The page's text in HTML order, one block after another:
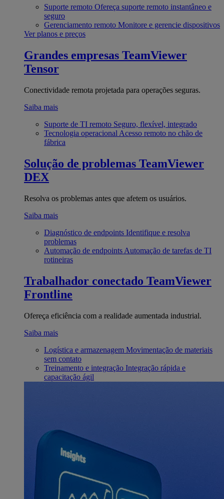
Suporte remoto Ofereça suporte remoto instantâneo e
seguro
Gerenciamento remoto Monitore e gerencie dispositivos
Ver planos e preços
Grandes empresas TeamViewer
Tensor
Conectividade remota projetada para operações seguras.
Saiba mais
Suporte de TI remoto Seguro, flexível, integrado
Tecnologia operacional Acesso remoto no chão de
fábrica
Solução de problemas TeamViewer
DEX
Resolva os problemas antes que afetem os usuários.
Saiba mais
Diagnóstico de endpoints Identifique e resolva
problemas
Automação de endpoints Automação de tarefas de TI
rotineiras
Trabalhador conectado TeamViewer
Frontline
Ofereça eficiência com a realidade aumentada industrial.
Saiba mais
Logística e armazenagem Movimentação de materiais
sem contato
Treinamento e integração Integração rápida e
capacitação ágil